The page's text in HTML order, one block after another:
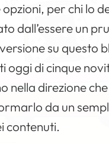
per chi lo
dall’essere un
su questo
oggi di cinque
nella direzione
da un
contenuti.